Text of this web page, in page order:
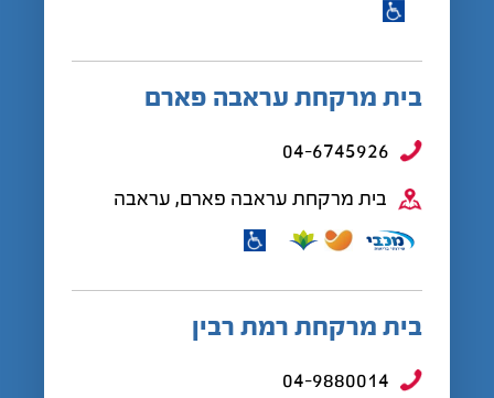
בית מרקחת עראבה פארם
04-6745926
בית מרקחת עראבה פארם, עראבה
בית מרקחת רמת רבין
04-9880014